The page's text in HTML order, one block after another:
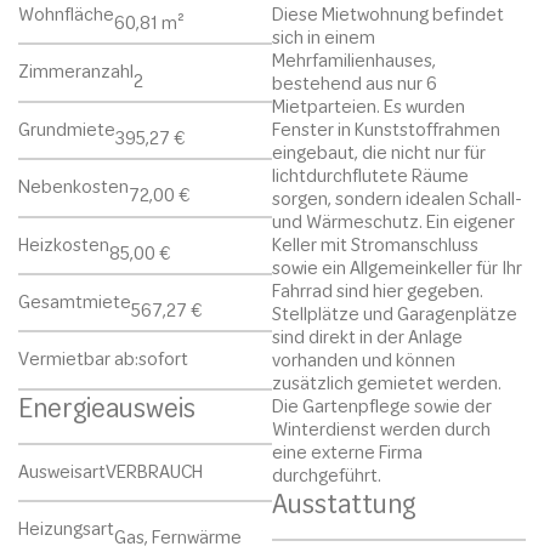
Wohnfläche60,81 m²
Zimmeranzahl2
Grundmiete395,27 €
Nebenkosten72,00 €
Heizkosten85,00 €
Gesamtmiete567,27 €
Vermietbar ab:sofort
Energieausweis
AusweisartVERBRAUCH
HeizungsartGas, Fernwärme
Diese Mietwohnung befindet
sich in einem
Mehrfamilienhauses,
bestehend aus nur 6
Mietparteien. Es wurden
Fenster in Kunststoffrahmen
eingebaut, die nicht nur für
lichtdurchflutete Räume
sorgen, sondern idealen Schall-
und Wärmeschutz. Ein eigener
Keller mit Stromanschluss
sowie ein Allgemeinkeller für Ihr
Fahrrad sind hier gegeben.
Stellplätze und Garagenplätze
sind direkt in der Anlage
vorhanden und können
zusätzlich gemietet werden.
Die Gartenpflege sowie der
Winterdienst werden durch
eine externe Firma
durchgeführt.
Ausstattung